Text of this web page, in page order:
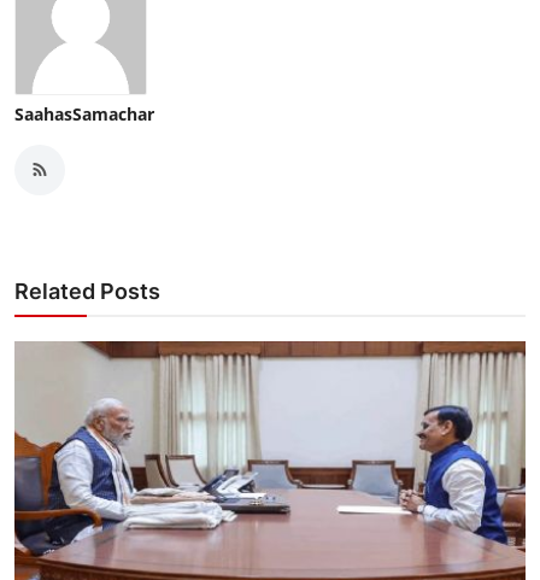
SaahasSamachar
Related Posts